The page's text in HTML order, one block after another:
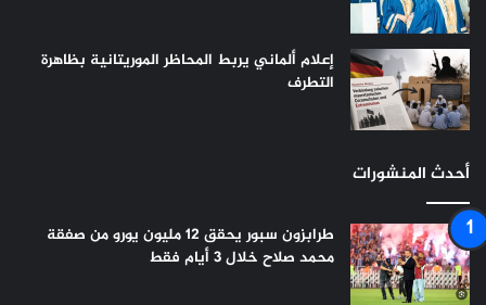
إعلام ألماني يربط المحاظر الموريتانية بظاهرة
التطرف
أحدث المنشورات
طرابزون سبور يحقق 12 مليون يورو من صفقة
محمد صلاح خلال 3 أيام فقط